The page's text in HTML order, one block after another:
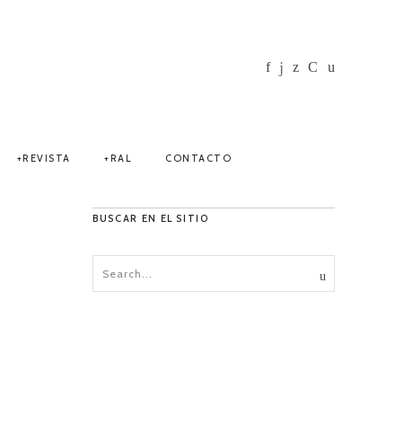
REVISTA RAL CONTACTO
BUSCAR EN EL SITIO